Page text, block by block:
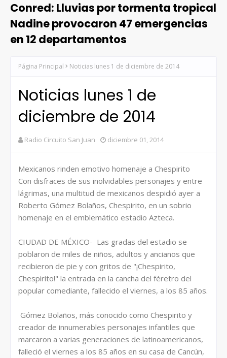
Conred: Lluvias por tormenta tropical
Nadine provocaron 47 emergencias
en 12 departamentos
Página Principal Noticias lunes 1 de diciembre de 2014
Noticias lunes 1 de
diciembre de 2014
Radio Circuito San Juan diciembre 01, 2014
Mexicanos rinden emotivo homenaje a Chespirito
Con disfraces de sus inolvidables personajes y entre
lágrimas, una multitud de mexicanos despidió ayer a
Roberto Gómez Bolaños, Chespirito, en un sobrio
homenaje en el emblemático estadio Azteca.
CIUDAD DE MÉXICO- Las gradas del estadio se
poblaron de miles de niños, adultos y ancianos que
recibieron de pie y con gritos de "¡Chespirito,
Chespirito!" la entrada en la cancha del féretro del
popular comediante, fallecido el viernes, a los 85 años.
Gómez Bolaños, más conocido como Chespirito y
creador de innumerables personajes infantiles que
marcaron a varias generaciones de latinoamericanos,
falleció el viernes a los 85 años en su casa de Cancún,